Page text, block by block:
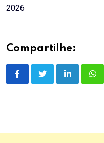
2026
Compartilhe:
LinkedIn